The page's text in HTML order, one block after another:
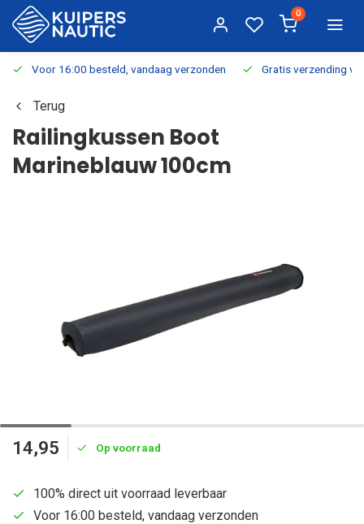
0
Voor 16:00 besteld, vandaag verzonden Gratis verzending
Terug
Railingkussen Boot
Marineblauw 100cm
14,95 Op voorraad
100% direct uit voorraad leverbaar
Voor 16:00 besteld, vandaag verzonden